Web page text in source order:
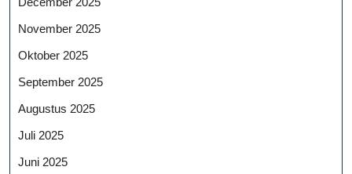
November 2025
Oktober 2025
September 2025
Augustus 2025
Juli 2025
Juni 2025